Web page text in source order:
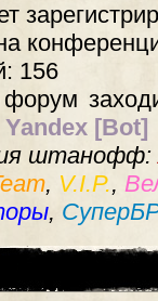
156
Yandex [Bot]
штанофф:
, V.I.P.,
,